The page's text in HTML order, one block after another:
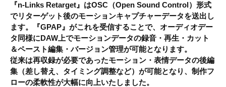
『n-Links Retarget』 はOSC（Open Sound Control）形式
でリターゲット後のモーションキャプチャーデータを送出し
ます。
『GPAP』 がこれを受信することで、オーディオデー
タ同様にDAW上でモーションデータの録音・再生・カット
＆ペースト編集・バージョン管理が可能となります。
従来は再収録が必要であったモーション・表情データの後編
集（差し替え、タイミング調整など）が可能となり、制作フ
ローの柔軟性が大幅に向上いたしました。